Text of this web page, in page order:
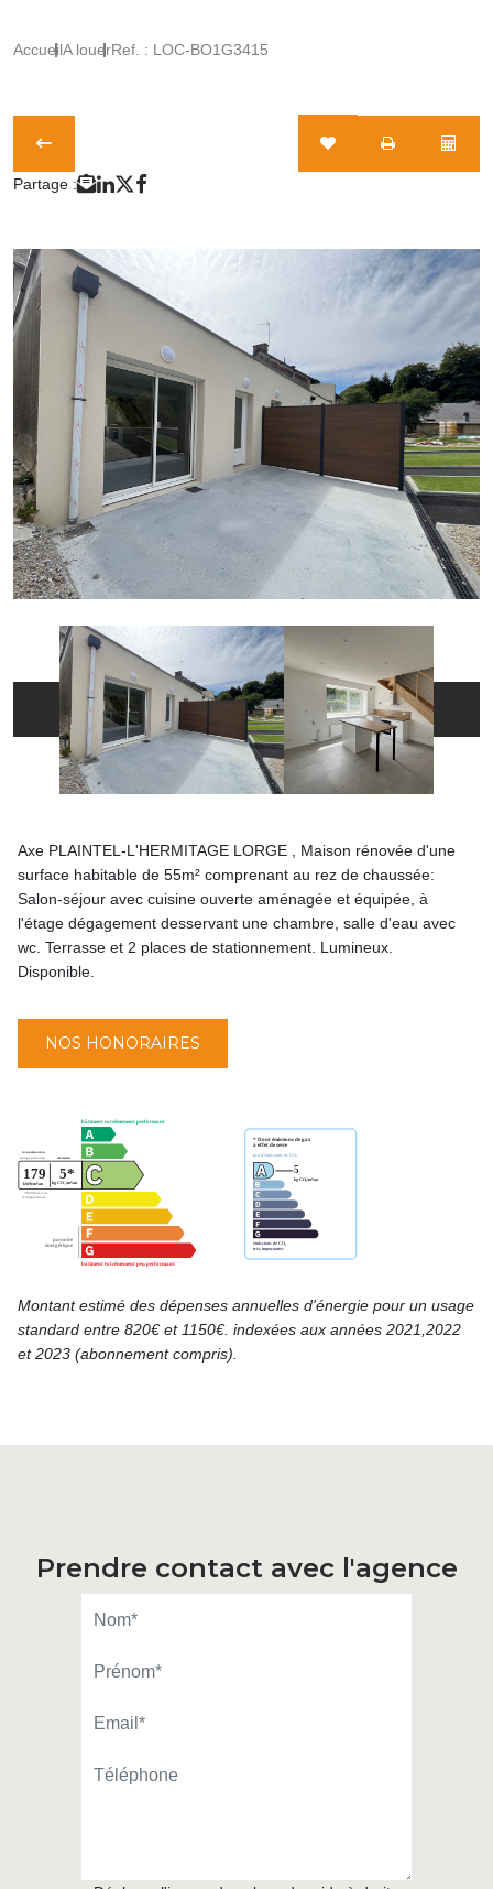
AccueilA louerRef. : LOC-BO1G3415
Partage :
Axe PLAINTEL-L'HERMITAGE LORGE , Maison rénovée d'une
surface habitable de 55m² comprenant au rez de chaussée:
Salon-séjour avec cuisine ouverte aménagée et équipée, à
l'étage dégagement desservant une chambre, salle d'eau avec
wc. Terrasse et 2 places de stationnement. Lumineux.
Disponible.
NOS HONORAIRES
Montant estimé des dépenses annuelles d'énergie pour un usage
standard entre 820€ et 1150€. indexées aux années 2021,2022
et 2023 (abonnement compris).
Prendre contact avec l'agence